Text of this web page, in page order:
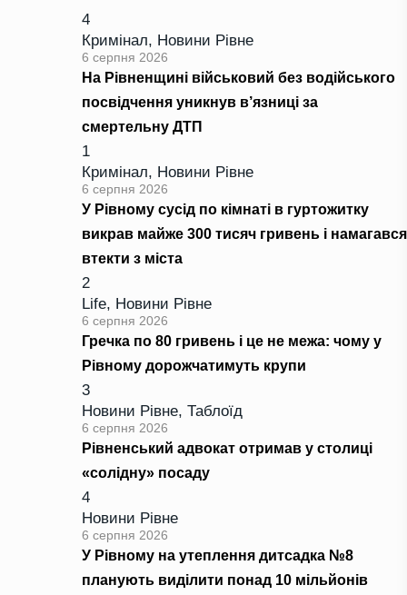
4
Кримінал, Новини Рівне
6 серпня 2026
На Рівненщині військовий без водійського
посвідчення уникнув в’язниці за
смертельну ДТП
1
Кримінал, Новини Рівне
6 серпня 2026
У Рівному сусід по кімнаті в гуртожитку
викрав майже 300 тисяч гривень і намагався
втекти з міста
2
Life, Новини Рівне
6 серпня 2026
Гречка по 80 гривень і це не межа: чому у
Рівному дорожчатимуть крупи
3
Новини Рівне, Таблоїд
6 серпня 2026
Рівненський адвокат отримав у столиці
«солідну» посаду
4
Новини Рівне
6 серпня 2026
У Рівному на утеплення дитсадка №8
планують виділити понад 10 мільйонів